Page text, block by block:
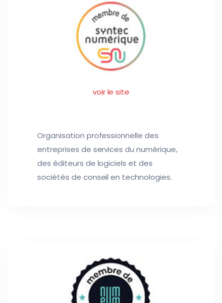
voir le site
Organisation professionnelle des
entreprises de services du numérique,
des éditeurs de logiciels et des
sociétés de conseil en technologies.